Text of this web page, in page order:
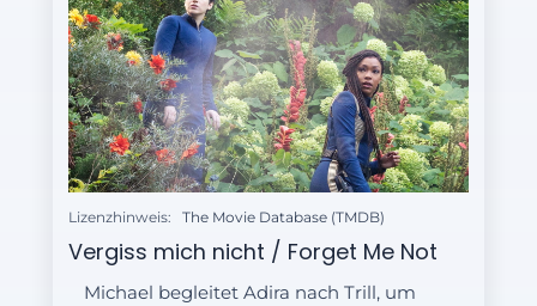
Lizenzhinweis: The Movie Database (TMDB)
Vergiss mich nicht / Forget Me Not
Michael begleitet Adira nach Trill, um